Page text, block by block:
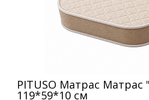
PITUSO Матрас Матрас
119*59*10 см